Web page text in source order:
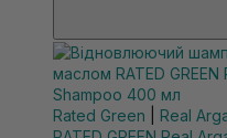
Rated Green
Real